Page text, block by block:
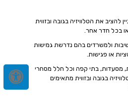
להציב את הטלוויזיה בגובה ובזווית
או בכל חדר אחר.
ולמשרדים בהם נדרשת גמישות
או פגישות.
מסעדות, בתי קפה וכל חלל מסחרי
בגובה ובזווית מתאימים